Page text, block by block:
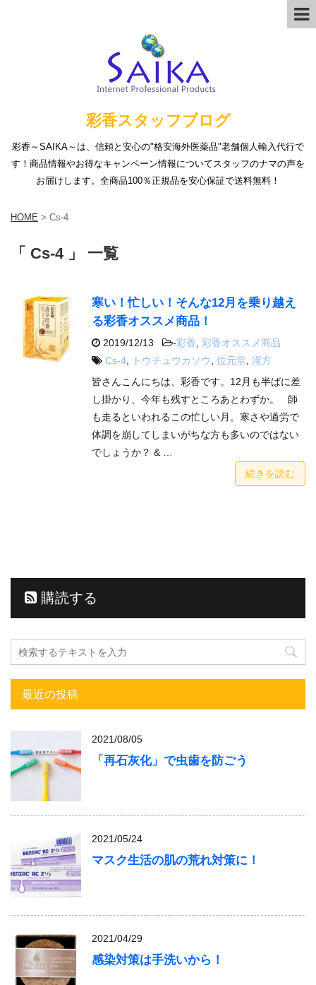
彩香スタッフブログ
彩香～SAIKA～は、信頼と安心の"格安海外医薬品"老舗個人輸入代行で
す！商品情報やお得なキャンペーン情報についてスタッフのナマの声を
お届けします。全商品100％正規品を安心保証で送料無料！
HOME > Cs-4
「 Cs-4 」 一覧
寒い！忙しい！そんな12月を乗り越え
る彩香オススメ商品！
2019/12/13 -彩香
彩香オススメ商品
Cs-4
トウチュウカソウ 位元堂 漢方
皆さんこんにちは、彩香です。12月も半ばに差
し掛かり、今年も残すところあとわずか。 師
も走るといわれるこの忙しい月。寒さや過労で
体調を崩してしまいがちな方も多いのではない
でしょうか？ & …
続きを読む
購読する
最近の投稿
2021/08/05
「再石灰化」で虫歯を防ごう
2021/05/24
マスク生活の肌の荒れ対策に！
2021/04/29
感染対策は手洗いから！